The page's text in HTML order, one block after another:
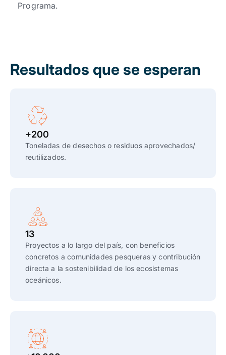
Programa.
Resultados que se esperan
+200
Toneladas de desechos o residuos aprovechados/
reutilizados.
13
Proyectos a lo largo del país, con beneficios
concretos a comunidades pesqueras y contribución
directa a la sostenibilidad de los ecosistemas
oceánicos.